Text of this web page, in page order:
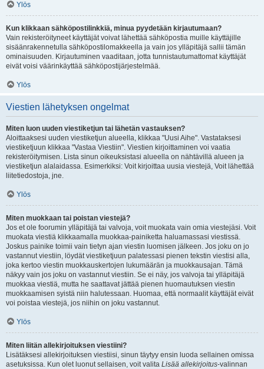
Ylös
Kun klikkaan sähköpostilinkkiä, minua pyydetään kirjautumaan?
Vain rekisteröityneet käyttäjät voivat lähettää sähköpostia muille käyttäjille
sisäänrakennetulla sähköpostilomakkeella ja vain jos ylläpitäjä sallii tämän
ominaisuuden. Kirjautuminen vaaditaan, jotta tunnistautumattomat käyttäjät
eivät voisi väärinkäyttää sähköpostijärjestelmää.
Ylös
Viestien lähetyksen ongelmat
Miten luon uuden viestiketjun tai lähetän vastauksen?
Aloittaaksesi uuden viestiketjun alueella, klikkaa "Uusi Aihe". Vastataksesi
viestiketjuun klikkaa "Vastaa Viestiin". Viestien kirjoittaminen voi vaatia
rekisteröitymisen. Lista sinun oikeuksistasi alueella on nähtävillä alueen ja
viestiketjun alalaidassa. Esimerkiksi: Voit kirjoittaa uusia viestejä, Voit lähettää
liitetiedostoja, jne.
Ylös
Miten muokkaan tai poistan viestejä?
Jos et ole foorumin ylläpitäjä tai valvoja, voit muokata vain omia viestejäsi. Voit
muokata viestiä klikkaamalla muokkaa-painiketta haluamassasi viestissä.
Joskus painike toimii vain tietyn ajan viestin luomisen jälkeen. Jos joku on jo
vastannut viestiin, löydät viestiketjuun palatessasi pienen tekstin viestisi alla,
joka kertoo viestin muokkauskertojen lukumäärän ja muokkausajan. Tämä
näkyy vain jos joku on vastannut viestiin. Se ei näy, jos valvoja tai ylläpitäjä
muokkaa viestiä, mutta he saattavat jättää pienen huomautuksen viestin
muokkaamisen syistä niin halutessaan. Huomaa, että normaalit käyttäjät eivät
voi poistaa viestejä, jos niihin on joku vastannut.
Ylös
Miten liitän allekirjoituksen viestiini?
Lisätäksesi allekirjoituksen viestiisi, sinun täytyy ensin luoda sellainen omissa
asetuksissa. Kun olet luonut sellaisen, voit valita Lisää allekirjoitus-valinnan